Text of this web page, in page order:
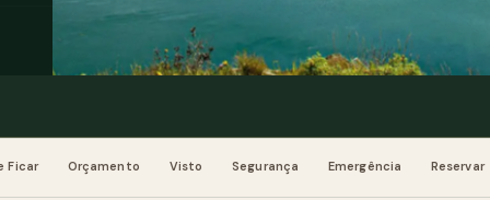
Ficar Orçamento Visto Segurança Emergência Reservar